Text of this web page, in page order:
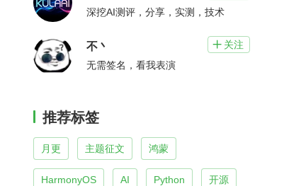
深挖AI测评，分享，实测，技术
不丶  关注
无需签名，看我表演
推荐标签
月更 主题征文 鸿蒙
HarmonyOS AI Python 开源